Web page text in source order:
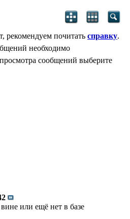
рекомендуем почитать справку.
необходимо
сообщений выберите
или ещё нет в базе